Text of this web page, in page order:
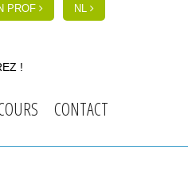
PROF NL
!
CONTACT